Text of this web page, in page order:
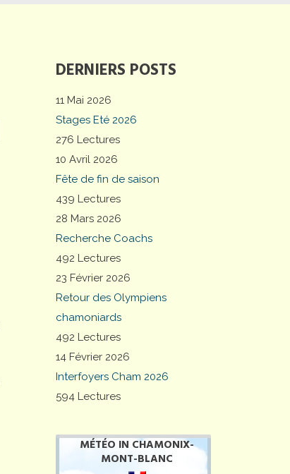
DERNIERS POSTS
11 Mai 2026
Stages Eté 2026
276 Lectures
10 Avril 2026
Fête de fin de saison
439 Lectures
28 Mars 2026
Recherche Coachs
492 Lectures
23 Février 2026
Retour des Olympiens
chamoniards
492 Lectures
14 Février 2026
Interfoyers Cham 2026
594 Lectures
MÉTÉO IN CHAMONIX-
MONT-BLANC